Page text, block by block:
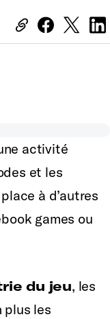
activité
et les
à d’autres
games ou
du jeu, les
plus les